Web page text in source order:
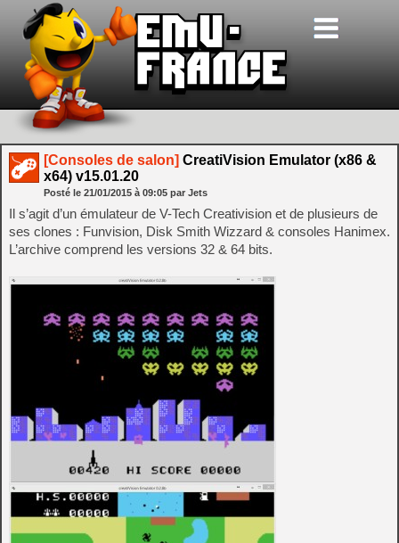
[Consoles de salon] CreatiVision Emulator (x86 &
x64) v15.01.20
Posté le 21/01/2015 à 09:05 par Jets
Il s’agit d’un émulateur de V-Tech Creativision et de plusieurs de
ses clones : Funvision, Disk Smith Wizzard & consoles Hanimex.
L’archive comprend les versions 32 & 64 bits.